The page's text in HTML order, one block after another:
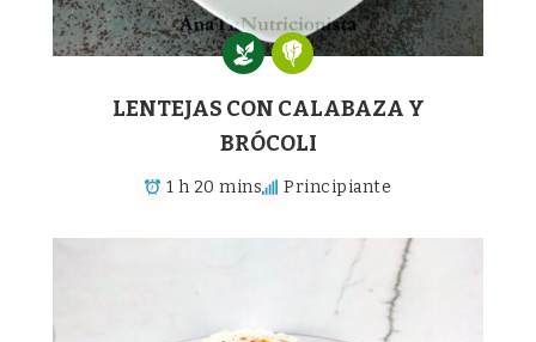
LENTEJAS CON CALABAZA Y
BRÓCOLI
1 h 20 mins Principiante